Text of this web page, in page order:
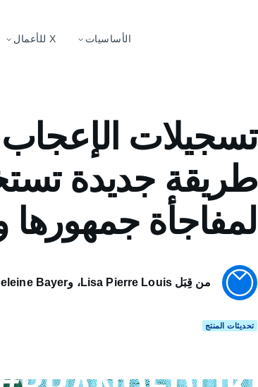
الأساسيات X للأعمال
تسجيلات الإعجاب
طريقة جديدة
لمفاجأة جمهورها
من قِبَل Lisa Pierre Louis، وMadeleine Bayer، وLulu Zhong
تحديثات المنتج